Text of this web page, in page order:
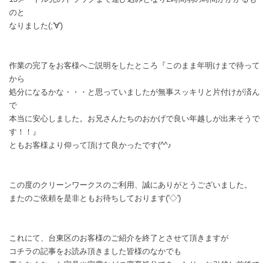
のと
なりました(;'∀')
作業の完了をお客様へご説明をしたところ『このまま年明けまで待って
から
処分になるかな・・・と思っていましたが無事スッキリと片付けが済ん
で
本当に安心しました。お兄さんたちのおかげで良い年越しが出来そうで
す！！』
ともお客様より仰って頂けて良かったです(^^♪
この度のクリーンワークスのご利用、誠にありがとうございました。
またのご依頼を是非ともお待ちしております('◇')ゞ
これにて、台東区のお客様のご紹介を終了とさせて頂きますが
コチラの記事をお読み頂きました皆様のなかでも